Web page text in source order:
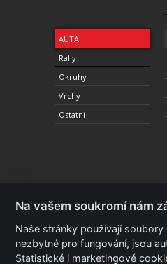
AUTA
Rally
Okruhy
Vrchy
Ostatní
© 2010-2021 Copyright
Na vašem soukromí nám
Naše stránky používají
nezbytné pro fungování, jsou
Statistické i marketingové